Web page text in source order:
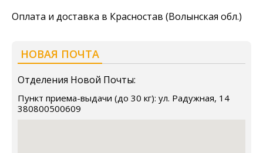
Оплата и доставка в Красностав (Волынская обл.)
НОВАЯ ПОЧТА
Отделения Новой Почты:
Пункт приема-выдачи (до 30 кг): ул. Радужная, 14
380800500609